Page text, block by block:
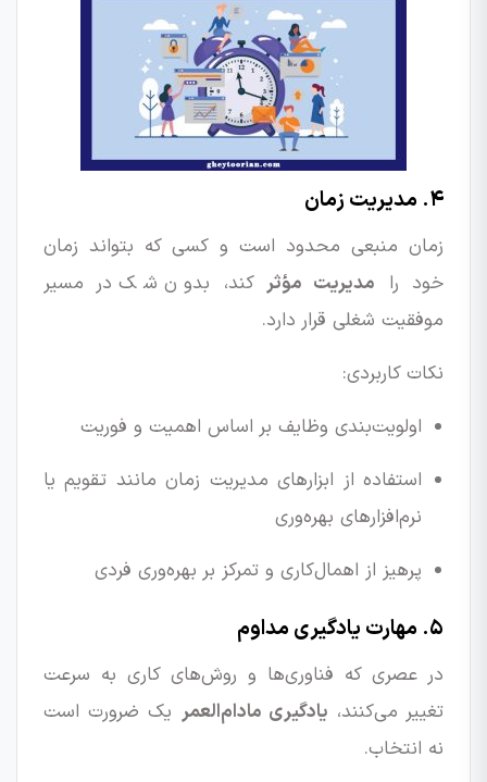
۴. مدیریت زمان
زمان منبعی محدود است و کسی که بتواند زمان
خود را مدیریت مؤثر کند، بدون شک در مسیر
موفقیت شغلی قرار دارد.
نکات کاربردی:
اولویت‌بندی وظایف بر اساس اهمیت و فوریت
استفاده از ابزارهای مدیریت زمان مانند تقویم یا
نرم‌افزارهای بهره‌وری
پرهیز از اهمال‌کاری و تمرکز بر بهره‌وری فردی
۵. مهارت یادگیری مداوم
در عصری که فناوری‌ها و روش‌های کاری به سرعت
تغییر می‌کنند، یادگیری مادام‌العمر یک ضرورت است
نه انتخاب.